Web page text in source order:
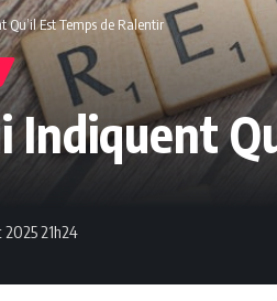
Qu’il Est Temps de Ralentir
Indiquent
21h24